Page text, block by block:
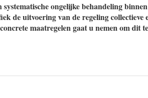
ongelijke behandeling
de uitvoering van de regeling
maatregelen gaat u nemen om dit